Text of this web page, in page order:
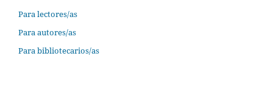
Para lectores/as
Para autores/as
Para bibliotecarios/as